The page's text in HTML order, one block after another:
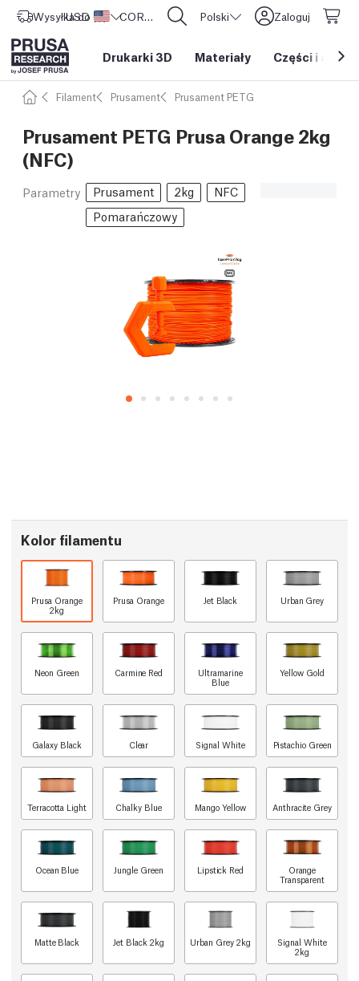
Wysyłka do Stany Zjednoczone
USD ($) CORE One L: Już w sprzedaży! Polski Zaloguj
Drukarki 3D Materiały Części i
Filament Prusament Prusament PETG
Prusament PETG Prusa Orange 2kg
(NFC)
Parametry Prusament 2kg
NFC
Pomarańczowy
Kolor filamentu
Prusa Orange
2kg
Prusa Orange Jet Black Urban Grey
Neon Green Carmine Red
Ultramarine
Blue
Yellow Gold
Galaxy Black Clear Signal White Pistachio Green
Terracotta Light Chalky Blue Mango Yellow Anthracite Grey
Ocean Blue Jungle Green Lipstick Red
Orange
Transparent
Matte Black Jet Black 2kg Urban Grey 2kg
Signal White
2kg